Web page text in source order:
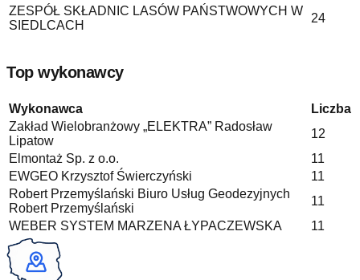
ZESPÓŁ SKŁADNIC LASÓW PAŃSTWOWYCH W
SIEDLCACH
24
Top wykonawcy
Wykonawca
Liczba
Zakład Wielobranżowy „ELEKTRA” Radosław
Lipatow
12
Elmontaż Sp. z o.o.
11
EWGEO Krzysztof Świerczyński
11
Robert Przemyślański Biuro Usług Geodezyjnych
Robert Przemyślański
11
WEBER SYSTEM MARZENA ŁYPACZEWSKA
11